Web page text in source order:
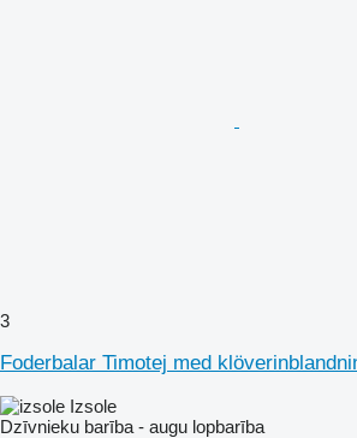
3
Foderbalar Timotej med
Izsole
Dzīvnieku barība - augu lopbarība